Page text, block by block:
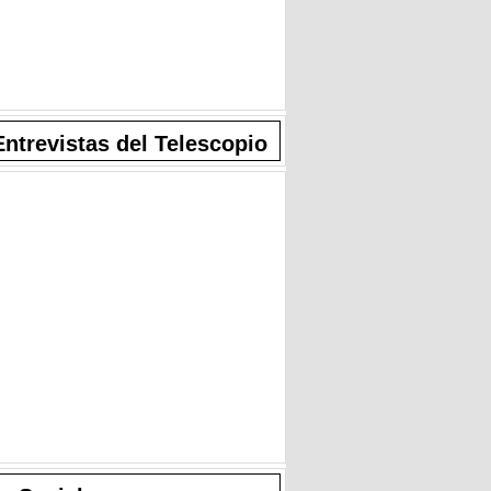
del Telescopio